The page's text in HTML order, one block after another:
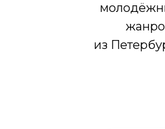
из
центр ©2025 Все права